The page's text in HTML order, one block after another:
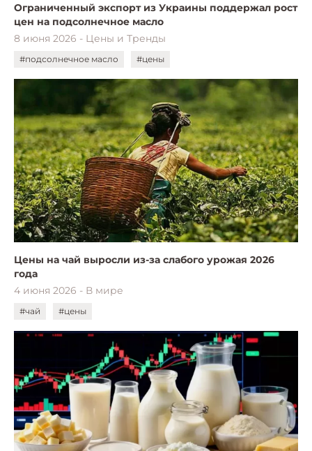
Ограниченный экспорт из Украины поддержал рост
цен на подсолнечное масло
8 июня 2026 - Цены и Тренды
#подсолнечное масло #цены
Цены на чай выросли из-за слабого урожая 2026
года
4 июня 2026 - В мире
#чай #цены